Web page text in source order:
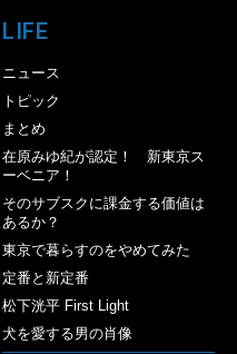
LIFE
ニュース
トピック
まとめ
在原みゆ紀が認定！ 新東京ス
ーベニア！
そのサブスクに課金する価値は
あるか？
東京で暮らすのをやめてみた
定番と新定番
松下洸平 First Light
犬を愛する男の肖像